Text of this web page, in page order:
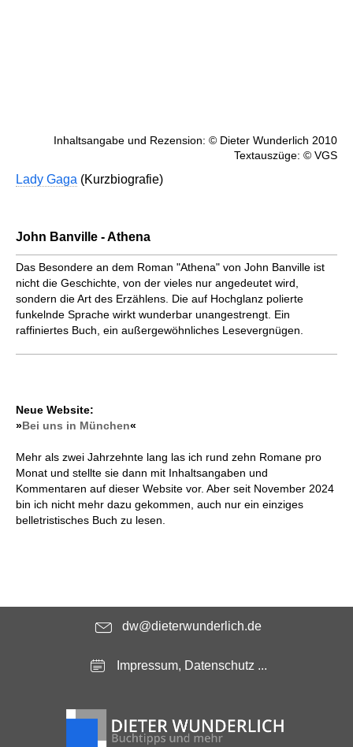
Inhaltsangabe und Rezension: © Dieter Wunderlich 2010
Textauszüge: © VGS
Lady Gaga (Kurzbiografie)
John Banville - Athena
Das Besondere an dem Roman "Athena" von John Banville ist
nicht die Geschichte, von der vieles nur angedeutet wird,
sondern die Art des Erzählens. Die auf Hochglanz polierte
funkelnde Sprache wirkt wunderbar unangestrengt. Ein
raffiniertes Buch, ein außergewöhnliches Lesevergnügen.
Neue Website:
»Bei uns in München«
Mehr als zwei Jahrzehnte lang las ich rund zehn Romane pro
Monat und stellte sie dann mit Inhaltsangaben und
Kommentaren auf dieser Website vor. Aber seit November 2024
bin ich nicht mehr dazu gekommen, auch nur ein einziges
belletristisches Buch zu lesen.
dw@dieterwunderlich.de
Impressum, Datenschutz ...